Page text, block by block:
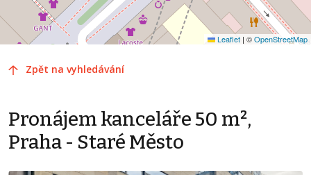
Leaflet | ©OpenStreetMap
Zpět na vyhledávání
Pronájem kanceláře 50 m²,
Praha - Staré Město